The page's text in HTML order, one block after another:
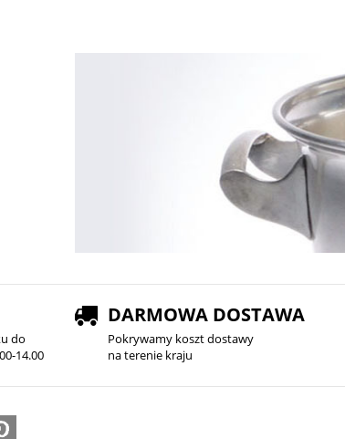
do
14.00
DARMOWA DOSTAWA
Pokrywamy koszt dostawy
na terenie kraju